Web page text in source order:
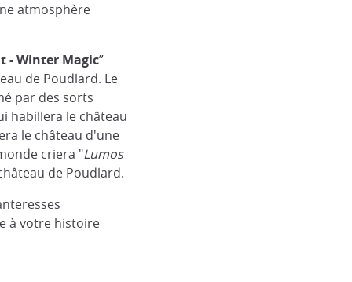
atmosphère
- Winter Magic”
de Poudlard. Le
par des sorts
habillera le château
le château d'une
criera "Lumos
de Poudlard.
à votre histoire
2024